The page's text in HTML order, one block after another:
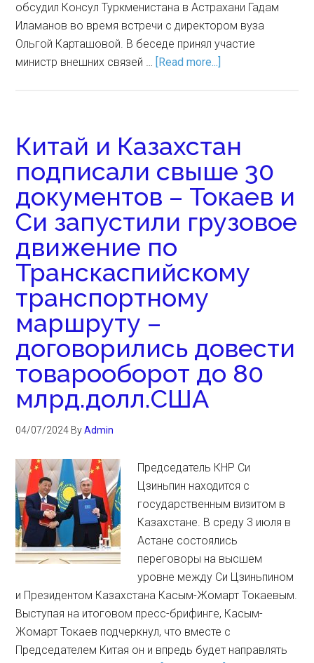
обсудил Консул Туркменистана в Астрахани Гадам
Иламанов во время встречи с директором вуза
Ольгой Карташовой. В беседе принял участие
министр внешних связей … [Read more...]
Китай и Казахстан
подписали свыше 30
документов – Токаев и
Си запустили грузовое
движение по
Транскаспийскому
транспортному
маршруту –
договорились довести
товарооборот до 80
млрд.долл.США
04/07/2024 ByAdmin
Председатель КНР Си
Цзиньпин находится с
государственным визитом в
Казахстане. В среду 3 июля в
Астане состоялись
переговоры на высшем
уровне между Си Цзиньпином
и Президентом Казахстана Касым-Жомарт Токаевым.
Выступая на итоговом пресс-брифинге, Касым-
Жомарт Токаев подчеркнул, что вместе с
Председателем Китая он и впредь будет направлять